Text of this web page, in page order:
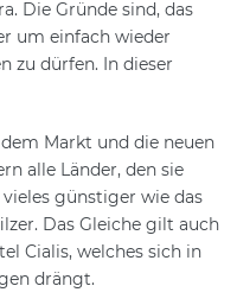
Die Gründe sind, das
um einfach wieder
zu dürfen. In dieser
Markt und die neuen
alle Länder, den sie
günstiger wie das
Das Gleiche gilt auch
Cialis, welches sich in
drängt.